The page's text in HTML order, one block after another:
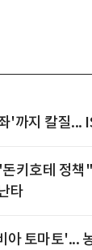
'까지 칼질...
키호테 정책
타
아 토마토'...